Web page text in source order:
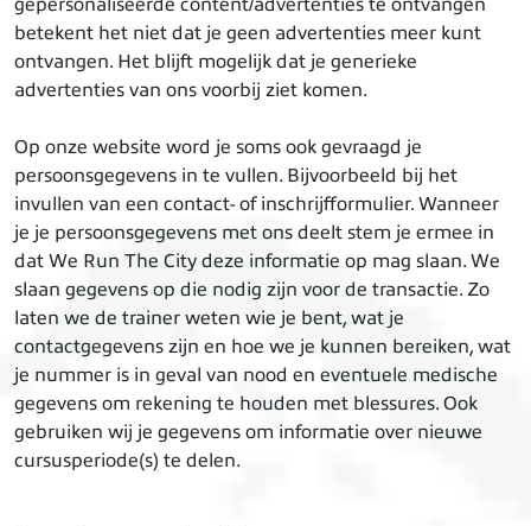
betekent het niet dat je geen advertenties meer kunt
ontvangen. Het blijft mogelijk dat je generieke
advertenties van ons voorbij ziet komen.
Op onze website word je soms ook gevraagd je
persoonsgegevens in te vullen. Bijvoorbeeld bij het
invullen van een contact- of inschrijfformulier. Wanneer
je je persoonsgegevens met ons deelt stem je ermee in
dat We Run The City deze informatie op mag slaan. We
slaan gegevens op die nodig zijn voor de transactie. Zo
laten we de trainer weten wie je bent, wat je
contactgegevens zijn en hoe we je kunnen bereiken, wat
je nummer is in geval van nood en eventuele medische
gegevens om rekening te houden met blessures. Ook
gebruiken wij je gegevens om informatie over nieuwe
cursusperiode(s) te delen.